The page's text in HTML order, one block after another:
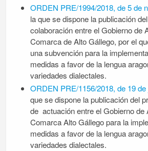
ORDEN PRE/1994/2018, de 5 de
la que se dispone la publicación
colaboración entre el Gobierno de
Comarca de Alto Gállego, por el
una subvención para la
medidas a favor de la lengua
variedades dialectales.
ORDEN PRE/1156/2018, de 19 de
que se dispone la publicación del
de actuación entre el Gobierno de
Comarca Alto Gállego para la
medidas a favor de la lengua
variedades dialectales.